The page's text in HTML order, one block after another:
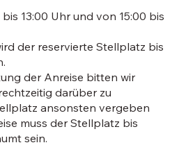
13:00 Uhr und von 15:00 bis
der reservierte Stellplatz bis
der Anreise bitten wir
darüber zu
ansonsten vergeben
muss der Stellplatz bis
sein.